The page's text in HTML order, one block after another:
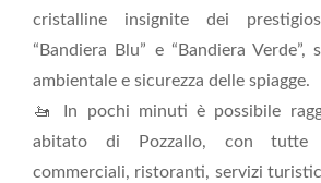
cristalline insignite dei
“Bandiera Blu” e “Bandiera
ambientale e sicurezza delle spiagge.
🚤 In pochi minuti è possibile
abitato di Pozzallo, con
commerciali, ristoranti, servizi